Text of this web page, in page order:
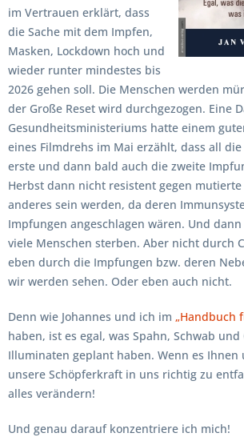
im Vertrauen erklärt, dass
die Sache mit dem Impfen,
Masken, Lockdown hoch und
wieder runter mindestes bis
2026 gehen soll. Die Menschen werden
der Große Reset wird durchgezogen. Eine
Gesundheitsministeriums hatte einem
eines Filmdrehs im Mai erzählt, dass all
erste und dann bald auch die zweite
Herbst dann nicht resistent gegen
anderes sein werden, da deren
Impfungen angeschlagen wären. Und
viele Menschen sterben. Aber nicht durch
eben durch die Impfungen bzw. deren
wir werden sehen. Oder eben auch nicht.
Denn wie Johannes und ich im „Handbuch
haben, ist es egal, was Spahn, Schwab und
Illuminaten geplant haben. Wenn es Ihnen
unsere Schöpferkraft in uns richtig zu
alles verändern!
Und genau darauf konzentriere ich mich!